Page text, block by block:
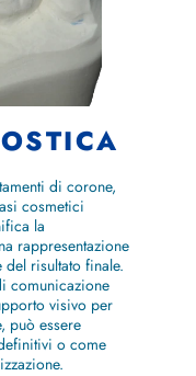
di corone,
cosmetici
la
rappresentazione
del risultato finale.
comunicazione
visivo per
può essere
o come